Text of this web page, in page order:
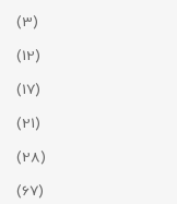
(3)
(12)
(17)
(21)
(28)
(67)